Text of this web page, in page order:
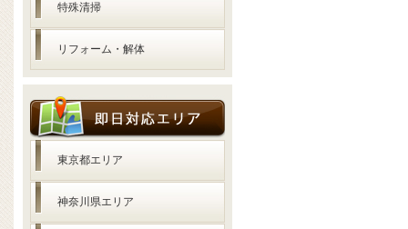
特殊清掃
リフォーム・解体
東京都エリア
神奈川県エリア